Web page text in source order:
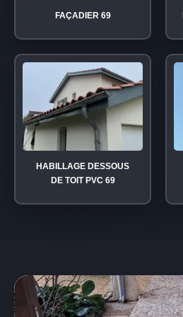
FAÇADIER 69
HABILLAGE DESSOUS
DE TOIT PVC 69